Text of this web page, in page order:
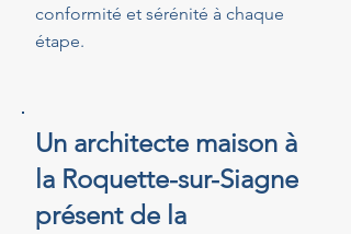
conformité et sérénité à chaque
étape.
Un architecte maison à
la Roquette-sur-Siagne
présent de la